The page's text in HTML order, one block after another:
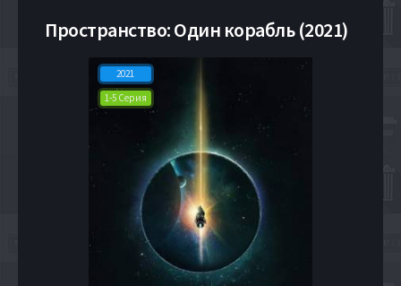
Пространство: Один корабль (2021)
2021
1-5 Серия